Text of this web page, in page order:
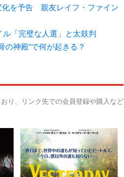
化を予告 親友レイフ・ファイン
「完璧な人選」と太鼓判
神殿”で何が起きる？
り、リンク先での会員登録や購入など